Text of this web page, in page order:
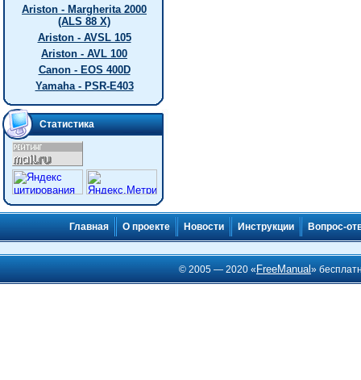
Ariston - Margherita 2000
(ALS 88 X)
Ariston - AVSL 105
Ariston - AVL 100
Canon - EOS 400D
Yamaha - PSR-E403
Статистика
Главная О проекте Новости Инструкции Вопрос-
© 2005 — 2020 « FreeManual»